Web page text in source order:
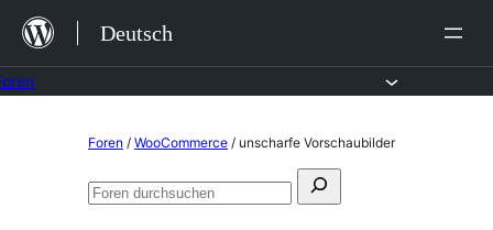
Zum
Inhalt
springen
Deutsch
Foren / WooCommerce / unscharfe Vorschaubilder
Suchen
Foren